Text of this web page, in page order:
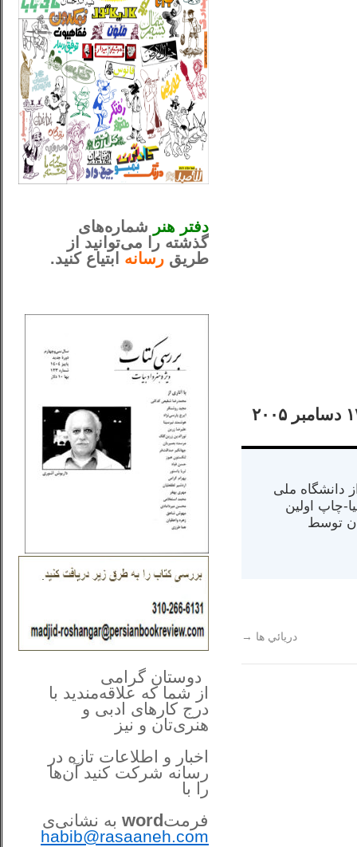
۲۰۰۵
از دانشگاه ملی
در کالیفرنیا-چاپ اولین
در سال ۱۳۸۴ در ایران توسط
دريائي ها →
دفتر هنر شماره‌های
گذشته را می‌توانید از
طریق رسانه ابتیاع کنید.
دوستان گرامی
از شما که علاقه‌مندید با
درج کارهای‌ ادبی و
هنری‌تان و نیز
اخبار و اطلاعات تازه در
رسانه شرکت کنید آن‌ها
را با
فرمتword به نشانی‌ی
habib@rasaaneh.com